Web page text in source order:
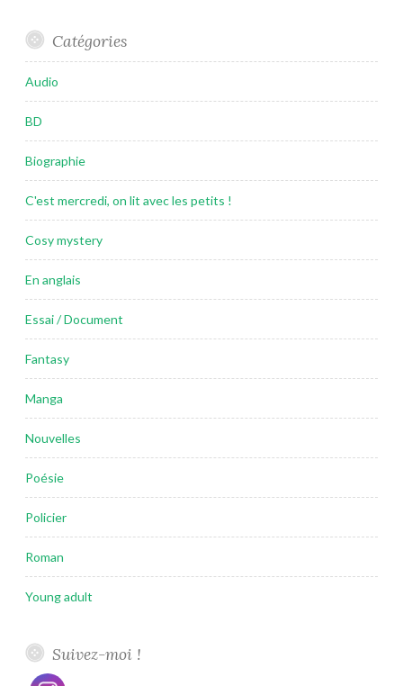
Catégories
Audio
BD
Biographie
C'est mercredi, on lit avec les petits !
Cosy mystery
En anglais
Essai / Document
Fantasy
Manga
Nouvelles
Poésie
Policier
Roman
Young adult
Suivez-moi !